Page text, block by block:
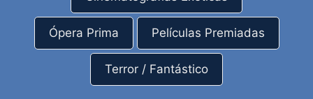
Ópera Prima Películas Premiadas
Terror / Fantástico